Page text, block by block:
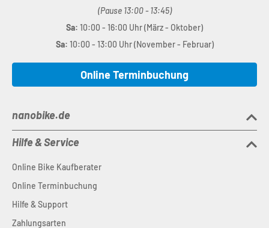
(Pause 13:00 - 13:45)
Sa: 10:00 - 16:00 Uhr (März - Oktober)
Sa: 10:00 - 13:00 Uhr (November - Februar)
Online Terminbuchung
nanobike.de
Hilfe & Service
Online Bike Kaufberater
Online Terminbuchung
Hilfe & Support
Zahlungsarten